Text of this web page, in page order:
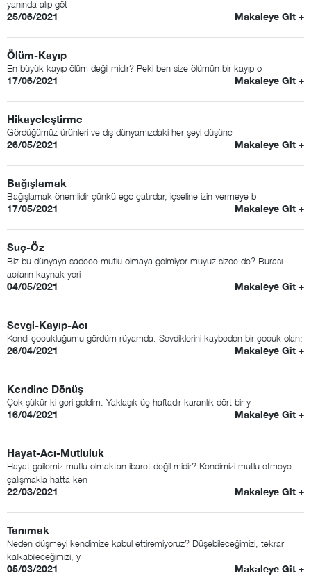
yanında alıp göt
25/06/2021 Makaleye Git +
Ölüm-Kayıp
En büyük kayıp ölüm değil midir? Peki ben size ölümün bir kayıp o
17/06/2021 Makaleye Git +
Hikayeleştirme
Gördüğümüz ürünleri ve dış dünyamızdaki her şeyi düşünc
26/05/2021 Makaleye Git +
Bağışlamak
Bağışlamak önemlidir çünkü ego çatırdar, içseline izin vermeye b
17/05/2021 Makaleye Git +
Suç-Öz
Biz bu dünyaya sadece mutlu olmaya gelmiyor muyuz sizce de? Burası
acıların kaynak yeri
04/05/2021 Makaleye Git +
Sevgi-Kayıp-Acı
Kendi çocukluğumu gördüm rüyamda. Sevdiklerini kaybeden bir çocuk olan;
26/04/2021 Makaleye Git +
Kendine Dönüş
Çok şükür ki geri geldim. Yaklaşık üç haftadır karanlık dört bir y
16/04/2021 Makaleye Git +
Hayat-Acı-Mutluluk
Hayat gailemiz mutlu olmaktan ibaret değil midir? Kendimizi mutlu etmeye
çalışmakla hatta ken
22/03/2021 Makaleye Git +
Tanımak
Neden düşmeyi kendimize kabul ettiremiyoruz? Düşebileceğimizi, tekrar
kalkabileceğimizi, y
05/03/2021 Makaleye Git +